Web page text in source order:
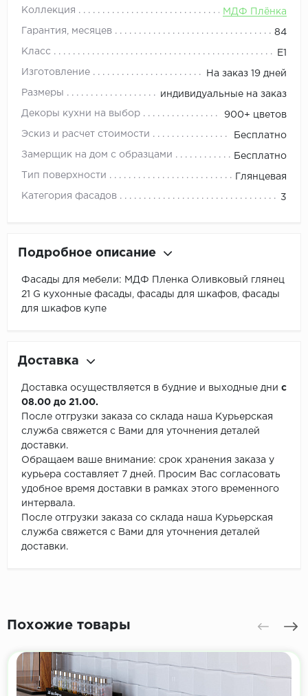
Коллекция МДФ Плёнка
Гарантия, месяцев 84
Класс E1
Изготовление На заказ 19 дней
Размеры индивидуальные на заказ
Декоры кухни на выбор 900+ цветов
Эскиз и расчет стоимости Бесплатно
Замерщик на дом с образцами Бесплатно
Тип поверхности Глянцевая
Категория фасадов 3
Подробное описание
Фасады для мебели: МДФ Пленка Оливковый глянец
21 G кухонные фасады, фасады для шкафов, фасады
для шкафов купе
Доставка
Доставка осуществляется в будние и выходные дни с
08.00 до 21.00.
После отгрузки заказа со склада наша Курьерская
служба свяжется с Вами для уточнения деталей
доставки.
Обращаем ваше внимание: срок хранения заказа у
курьера составляет 7 дней. Просим Вас согласовать
удобное время доставки в рамках этого временного
интервала.
После отгрузки заказа со склада наша Курьерская
служба свяжется с Вами для уточнения деталей
доставки.
Похожие товары